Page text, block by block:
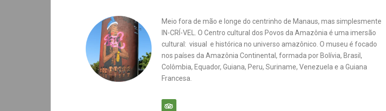
Meio fora de mão e longe do centrinho de Manaus, mas simplesmente
IN-CRÍ-VEL. O Centro cultural dos Povos da Amazônia é uma imersão
cultural: visual e histórica no universo amazônico. O museu é focado
nos países da Amazônia Continental, formada por Bolívia, Brasil,
Colômbia, Equador, Guiana, Peru, Suriname, Venezuela e a Guiana
Francesa.